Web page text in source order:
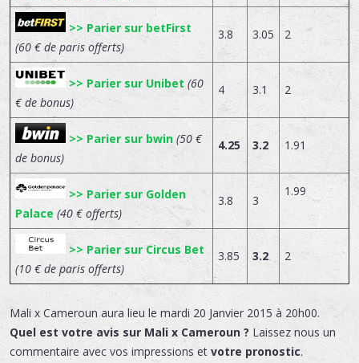
>> Parier sur betFirst
(60 € de paris offerts)
3.8 3.05 2
>> Parier sur Unibet (60
€ de bonus)
4 3.1 2
>> Parier sur bwin (50 €
de bonus)
4.25 3.2 1.91
>> Parier sur Golden
Palace (40 € offerts)
3.8 3
1.99
>> Parier sur Circus Bet
(10 € de paris offerts)
3.85 3.2 2
Mali x Camerounaura lieu le mardi 20 Janvier 2015 à 20h00.
Quel est votre avis sur Mali x Cameroun ? Laissez nous un
commentaire avec vos impressions et votre pronostic.